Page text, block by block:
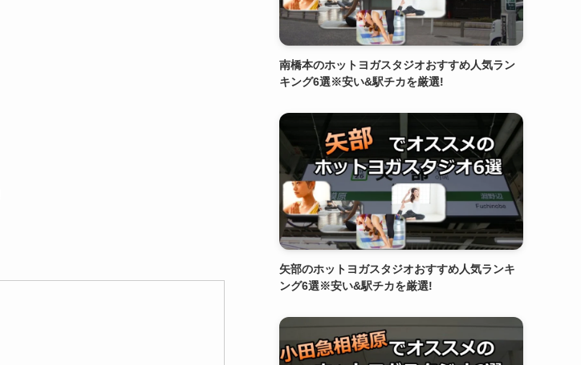
南橋本のホットヨガスタジオおすすめ人気ラン
キング6選※安い&駅チカを厳選!
矢部のホットヨガスタジオおすすめ人気ランキ
ング6選※安い&駅チカを厳選!